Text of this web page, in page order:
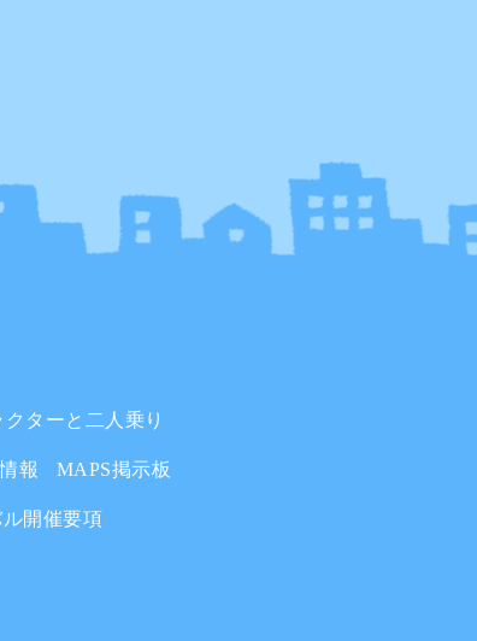
クターと二人乗り
報 MAPS掲示板
開催要項